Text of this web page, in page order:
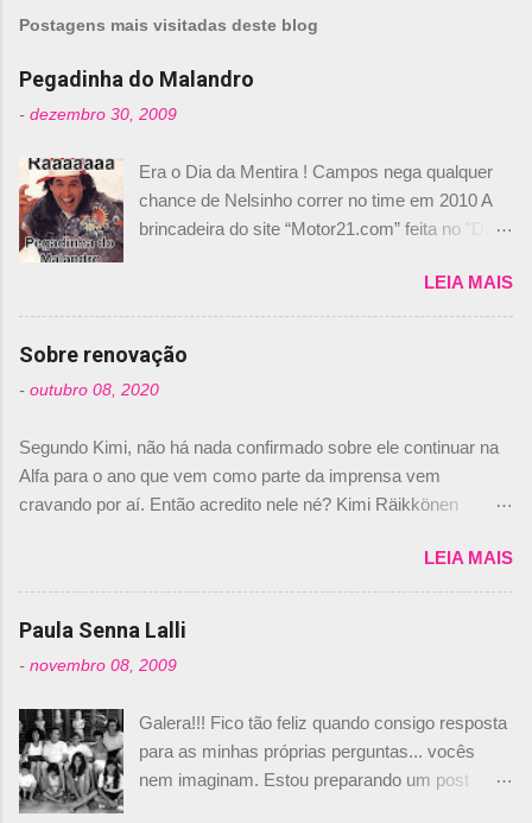
n
t
r
i
o
Postagens mais visitadas deste blog
Pegadinha do Malandro
- dezembro 30, 2009
Era o Dia da Mentira ! Campos nega qualquer
chance de Nelsinho correr no time em 2010 A
brincadeira do site “Motor21.com” feita no "Día
de abril –, afirmando que Nelson Piquet havia
comprado 15% das ações da Campos, dando,
com isso, um lugar no time a Nelsinho Piquet,
foi esclarecida de uma vez por todas por
Daniele Audetto, diretor da escuderia. O
não será o companheiro de Bruno Senna em
2010. "Na verdade, nós recebemos uma oferta
de Piquet", admitiu Audetto. “Mas depois de ter
dois brasileiros”, explicou, dizendo ainda que
não tem nada contra o filho do tricampeão
Nelson Piquet. “Ele é um bom piloto, rápido e
experiente.” Audetto disse ainda que a suposta
não corresponde à realidade. “O suposto 15%
de investimento seria menor do que aquilo que
outros pilotos podem trazer: italianos, r...
LEIA MAIS
Sobre renovação
- outubro 08, 2020
Segundo Kimi, não há nada confirmado sobre ele continuar na
Alfa para o ano que vem como parte da imprensa vem
cravando por aí. Então acredito nele né? Kimi Räikkönen
truth but I’ve never had an option in my contract so that’s
should, pretty much, tell you that it’s not true." #Kimi7 #EifelGP
#AlfaRomeoRacing pic.twitter.com/77EDVn39Ia — Kimi
Romain falando sobre o fato do Iceman estar há tantos anos na
@RGrosjean ! #EifelGP 🇩🇪 #F1
pic.twitter.com/GSAu1LWnwW — Formula 1 (@F1) October 8,
2020 Beijinhos, Ludy
LEIA MAIS
Paula Senna Lalli
- novembro 08, 2009
Galera!!! Fico tão feliz quando consigo resposta
para as minhas próprias perguntas... vocês
nem imaginam. Estou preparando um post